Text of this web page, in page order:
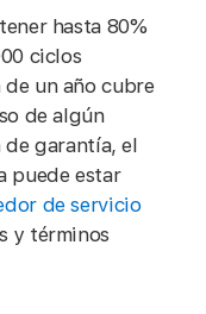
hasta 80%
ciclos
un año cubre
de algún
garantía, el
puede estar
de servicio
y términos